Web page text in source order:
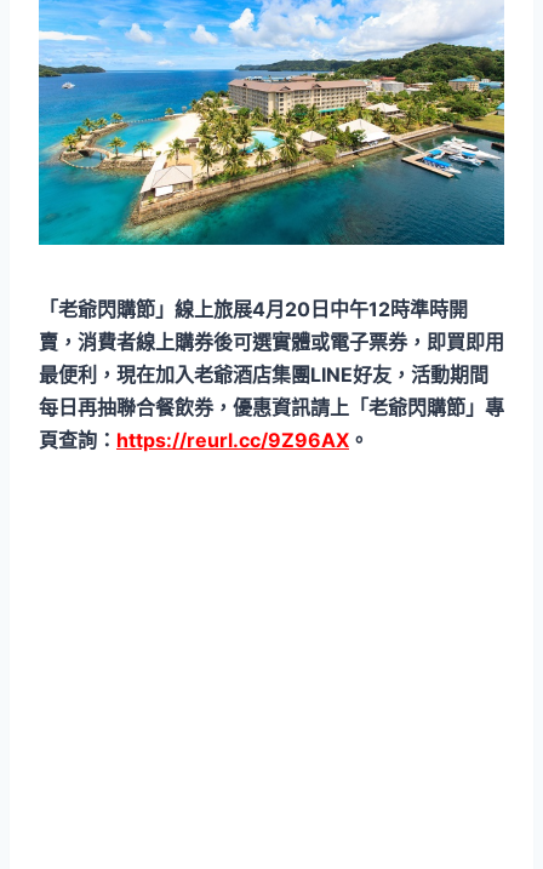
「老爺閃購節」線上旅展4月20日中午12時準時開
賣，消費者線上購券後可選實體或電子票券，即買即用
最便利，現在加入老爺酒店集團LINE好友，活動期間
每日再抽聯合餐飲券，優惠資訊請上「老爺閃購節」專
頁查詢： https://reurl.cc/9Z96AX 。